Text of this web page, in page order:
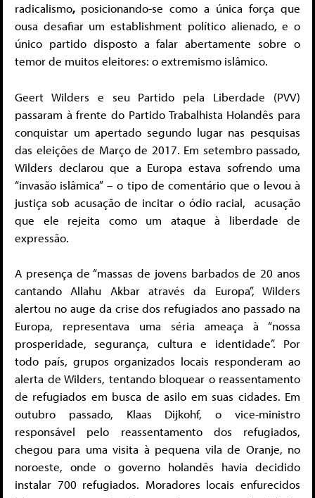
radicalismo, posicionando-se como a única força que
ousa desafiar um establishment político alienado, e o
único partido disposto a falar abertamente sobre o
temor de muitos eleitores: o extremismo islâmico.
Geert Wilders e seu Partido pela Liberdade (PVV)
passaram à frente do Partido Trabalhista Holandês para
conquistar um apertado segundo lugar nas pesquisas
das eleições de Março de 2017. Em setembro passado,
Wilders declarou que a Europa estava sofrendo uma
“invasão islâmica” – o tipo de comentário que o levou à
justiça sob acusação de incitar o ódio racial, acusação
que ele rejeita como um ataque à liberdade de
expressão.
A presença de “massas de jovens barbados de 20 anos
cantando Allahu Akbar através da Europa”, Wilders
alertou no auge da crise dos refugiados ano passado na
Europa, representava uma séria ameaça à “nossa
prosperidade, segurança, cultura e identidade”. Por
todo país, grupos organizados locais responderam ao
alerta de Wilders, tentando bloquear o reassentamento
de refugiados em busca de asilo em suas cidades. Em
outubro passado, Klaas Dijkohf, o vice-ministro
responsável pelo reassentamento dos refugiados,
chegou para uma visita à pequena vila de Oranje, no
noroeste, onde o governo holandês havia decidido
instalar 700 refugiados. Moradores locais enfurecidos